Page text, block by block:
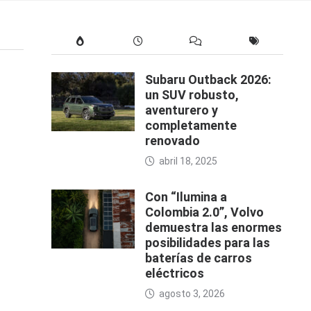
Subaru Outback 2026:
un SUV robusto,
aventurero y
completamente
renovado
abril 18, 2025
Con “Ilumina a
Colombia 2.0”, Volvo
demuestra las enormes
posibilidades para las
baterías de carros
eléctricos
agosto 3, 2026